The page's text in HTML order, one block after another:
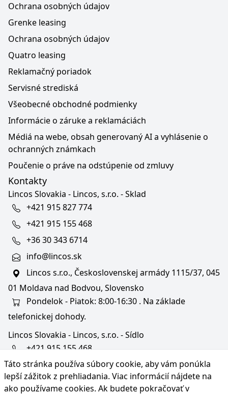
Táto stránka používa súbory cookie, aby vám ponúkla
lepší zážitok z prehliadania. Viac informácií nájdete na
ako používame cookies. Ak budete pokračovať v
Ochrana osobných údajov
Grenke leasing
Ochrana osobných údajov
Quatro leasing
Reklamačný poriadok
Servisné strediská
Všeobecné obchodné podmienky
Informácie o záruke a reklamáciách
Médiá na webe, obsah generovaný AI a vyhlásenie o
ochranných známkach
Poučenie o práve na odstúpenie od zmluvy
Kontakty
Lincos Slovakia - Lincos, s.r.o. - Sklad
+421 915 827 774
+421 915 155 468
+36 30 343 6714
info@lincos.sk
Lincos s.r.o., Československej armády 1115/37, 045
01 Moldava nad Bodvou, Slovensko
Pondelok - Piatok: 8:00-16:30 . Na základe
telefonickej dohody.
Lincos Slovakia - Lincos, s.r.o. - Sídlo
+421 915 155 468
+36/30 343 6714
bratislava@lincos.sk